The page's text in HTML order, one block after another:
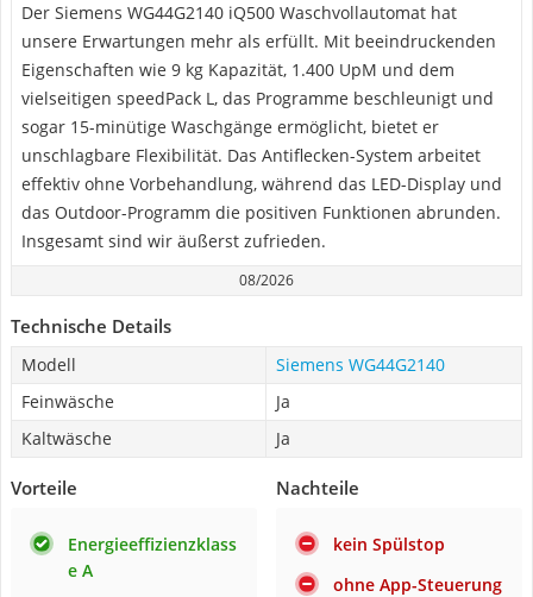
Der Siemens WG44G2140 iQ500 Waschvollautomat hat
unsere Erwartungen mehr als erfüllt. Mit beeindruckenden
Eigenschaften wie 9 kg Kapazität, 1.400 UpM und dem
vielseitigen speedPack L, das Programme beschleunigt und
sogar 15-minütige Waschgänge ermöglicht, bietet er
unschlagbare Flexibilität. Das Antiflecken-System arbeitet
effektiv ohne Vorbehandlung, während das LED-Display und
das Outdoor-Programm die positiven Funktionen abrunden.
Insgesamt sind wir äußerst zufrieden.
08/2026
Technische Details
Modell
Siemens WG44G2140
Feinwäsche
Ja
Kaltwäsche
Ja
Vorteile
Energieeffizienzklass
e A
Nachteile
kein Spülstop
ohne App-Steuerung